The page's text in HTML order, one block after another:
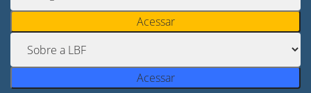
Acessar
Acessar